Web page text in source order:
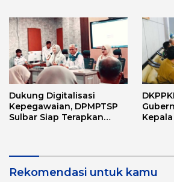
Dukung Digitalisasi
Kepegawaian, DPMPTSP
Sulbar Siap Terapkan
Rekomendasi untuk kamu